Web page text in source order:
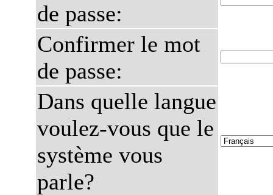
de passe:
Confirmer le mot
de passe:
Dans quelle langue
voulez-vous que le
système vous
parle?